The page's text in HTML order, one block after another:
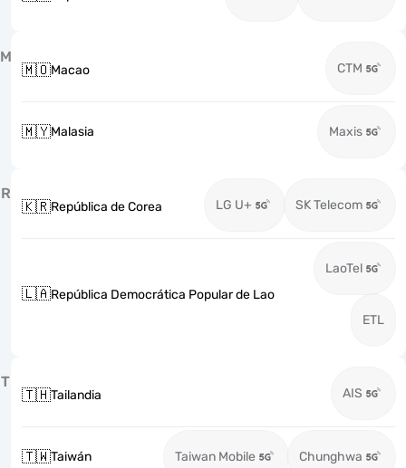
M
🇲🇴Macao CTM
🇲🇾Malasia Maxis
R
🇰🇷República de Corea LG U+ SK Telecom
🇱🇦República Democrática Popular de Lao
LaoTel
ETL
T
🇹🇭Tailandia AIS
🇹🇼Taiwán Taiwan Mobile Chunghwa